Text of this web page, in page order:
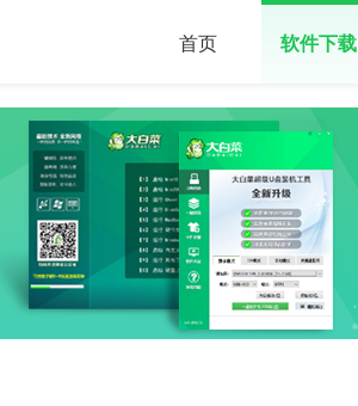
首页 软件下载